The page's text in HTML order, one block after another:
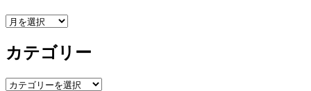
ア
カ
イ
ブ
カテゴリー
カ